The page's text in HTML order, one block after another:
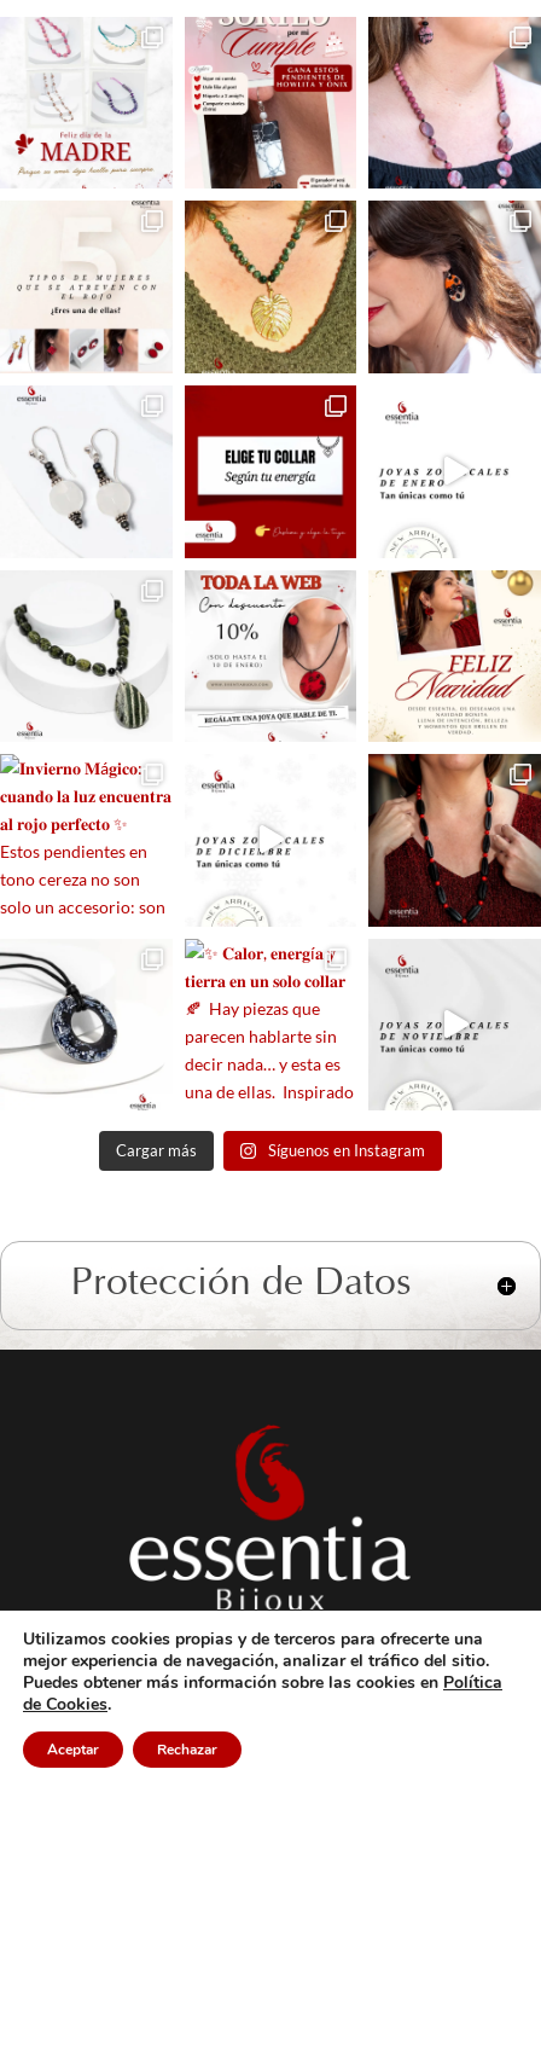
Cargar más Síguenos en Instagram
Protección de Datos
Acerca de Essentia Bijoux
Utilizamos cookies propias y de terceros para ofrecerte una
mejor experiencia de navegación, analizar el tráfico del sitio.
Puedes obtener más información sobre las cookies en Política
de Cookies.
Aceptar Rechazar